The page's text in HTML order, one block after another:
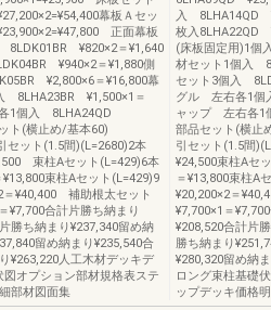
幕板Ａセッ
正面幕板
8LDK01BR ¥820×2＝¥1,640
¥940×2＝¥1,880側
¥2,800×6＝¥16,800幕
8LHA23BR ¥1,500×1＝
1個入 8LHA24QD
ト(横止め/基本60)
セット(1.5間)(L=2680)2本
束柱Aセット(L=429)6本
束柱Aセット(L=429)9
¥40,400 補助根太セット
合計片勝ち納まり
勝ち納まり¥237,340留め納
留め納まり¥235,540合
¥263,220人工木材デッキデ
オプション部材規格表ステ
部材図面集
入 8LHA14QD
枚入8LHA22QD
(床板固定用)1個
材セット1個入
セット3個入
グル 左右各1個
ャップ 左右各1
部品セット(横止
引セット(1.5間
¥24,500束柱Aセ
＝¥13,800束柱
¥20,200×2＝
¥7,700×1＝
¥208,520合計片
勝ち納まり
¥280,320留め納
ロング束柱基礎
ップデッキ価格